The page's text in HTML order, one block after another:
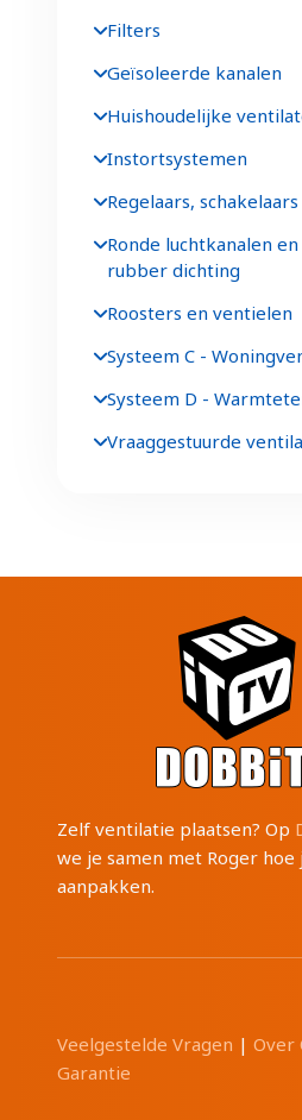
Filters
Geïsoleerde kanalen
Huishoudelijke
Instortsystemen
Regelaars,
Ronde luchtkanalen
rubber dichting
Roosters en ventielen
Systeem C -
Systeem D -
Vraaggestuurde
Zelf ventilatie plaatsen? Op
we je samen met Roger hoe
aanpakken.
Veelgestelde Vragen | Over
Garantie